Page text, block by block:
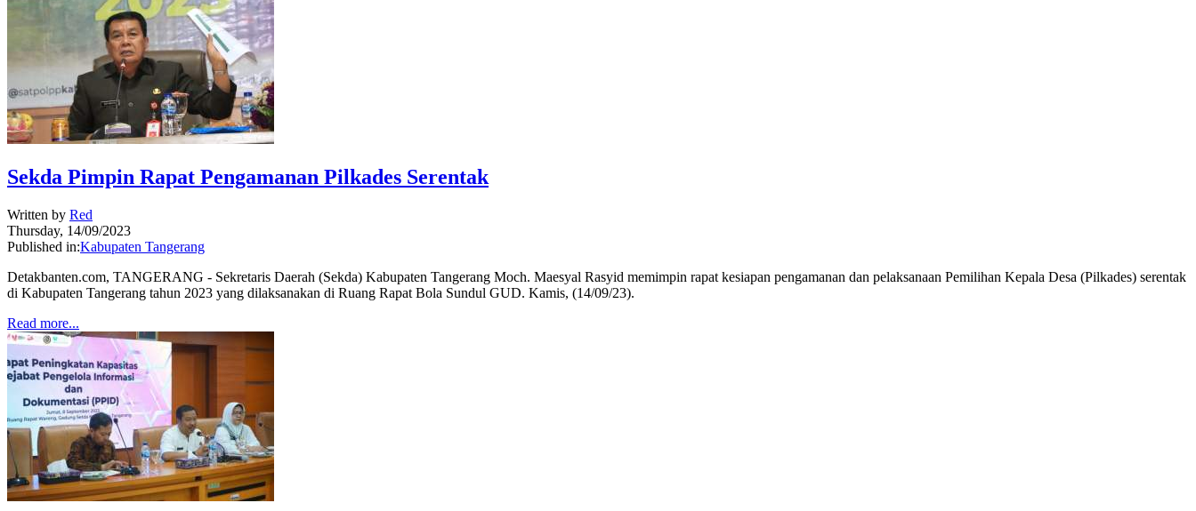
Sekda Pimpin Rapat Pengamanan Pilkades Serentak
Written by Red
Thursday, 14/09/2023
Published in:Kabupaten Tangerang
Detakbanten.com, TANGERANG - Sekretaris Daerah (Sekda) Kabupaten Tangerang Moch. Maesyal Rasyid memimpin rapat kesiapan pengamanan dan pelaksanaan Pemilihan Kepala Desa (Pilkades) serentak
di Kabupaten Tangerang tahun 2023 yang dilaksanakan di Ruang Rapat Bola Sundul GUD. Kamis, (14/09/23).
Read more...